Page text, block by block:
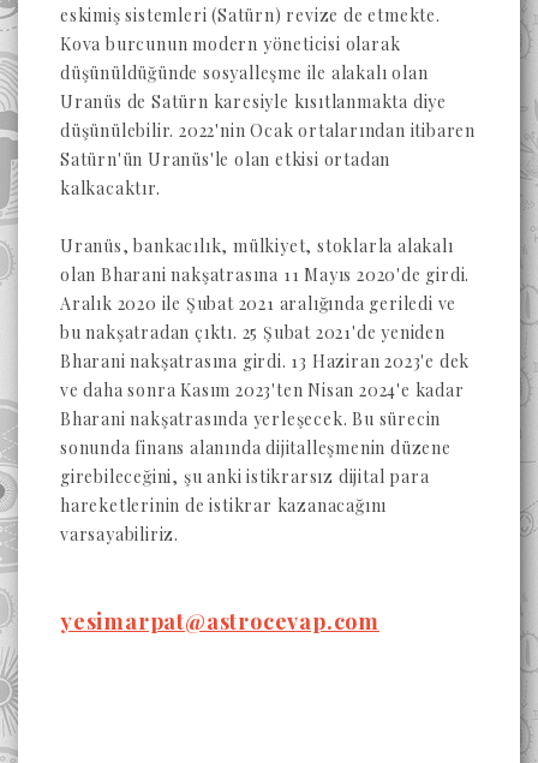
eskimiş sistemleri (Satürn) revize de etmekte.
Kova burcunun modern yöneticisi olarak
düşünüldüğünde sosyalleşme ile alakalı olan
Uranüs de Satürn karesiyle kısıtlanmakta diye
düşünülebilir. 2022'nin Ocak ortalarından itibaren
Satürn'ün Uranüs'le olan etkisi ortadan
kalkacaktır.
Uranüs, bankacılık, mülkiyet, stoklarla alakalı
olan Bharani nakşatrasına 11 Mayıs 2020'de girdi.
Aralık 2020 ile Şubat 2021 aralığında geriledi ve
bu nakşatradan çıktı. 25 Şubat 2021'de yeniden
Bharani nakşatrasına girdi. 13 Haziran 2023'e dek
ve daha sonra Kasım 2023'ten Nisan 2024'e kadar
Bharani nakşatrasında yerleşecek. Bu sürecin
sonunda finans alanında dijitalleşmenin düzene
girebileceğini, şu anki istikrarsız dijital para
hareketlerinin de istikrar kazanacağını
varsayabiliriz.
yesimarpat@astrocevap.com